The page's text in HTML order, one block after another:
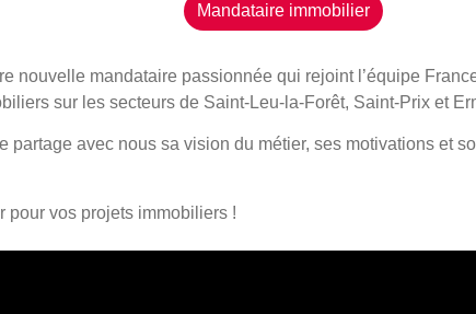
Mandataire immobilier
nouvelle mandataire passionnée qui rejoint l’équipe
sur les secteurs de Saint-Leu-la-Forêt, Saint-Prix et
partage avec nous sa vision du métier, ses motivations et
pour vos projets immobiliers !